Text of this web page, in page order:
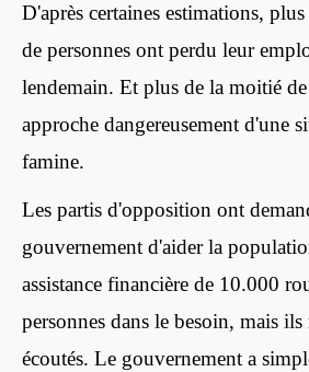
D'après certaines estimations,
de personnes ont perdu leur
lendemain. Et plus de la moitié
approche dangereusement d'une
famine.
Les partis d'opposition ont
gouvernement d'aider la
assistance financière de 10.000
personnes dans le besoin, mais ils
écoutés. Le gouvernement a